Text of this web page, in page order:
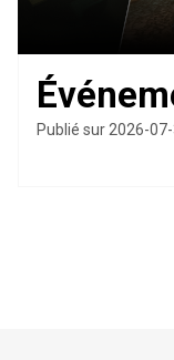
Publié sur 2026-